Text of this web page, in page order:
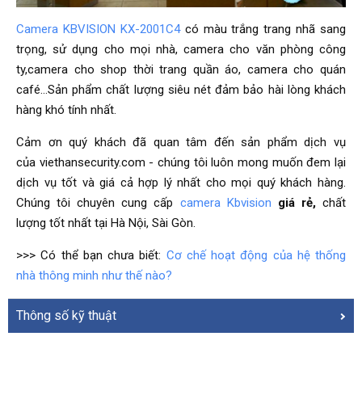
Camera KBVISION KX-2001C4có màu trắng trang nhã sang
trọng, sử dụng cho mọi nhà, camera cho văn phòng công
ty,camera cho shop thời trang quần áo, camera cho quán
café…Sản phẩm chất lượng siêu nét đảm bảo hài lòng khách
hàng khó tính nhất.
Cảm ơn quý khách đã quan tâm đến sản phẩm dịch vụ
của viethansecurity.com - chúng tôi luôn mong muốn đem lại
dịch vụ tốt và giá cả hợp lý nhất cho mọi quý khách hàng.
Chúng tôi chuyên cung cấp camera Kbvision giá rẻ,chất
lượng tốt nhất tại Hà Nội, Sài Gòn.
>>> Có thể bạn chưa biết: Cơ chế hoạt động của hệ thống
nhà thông minh như thế nào?
Thông số kỹ thuật